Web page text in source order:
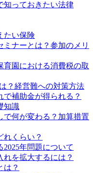
知っておきたい法律
たい保険
ナーとは？参加のメリ
育園における消費税の取
？経営難への対策方法
で補助金が得られる？
知識
で何が変わる？加算措置
れくらい？
年問題について
を拡大するには？
は？